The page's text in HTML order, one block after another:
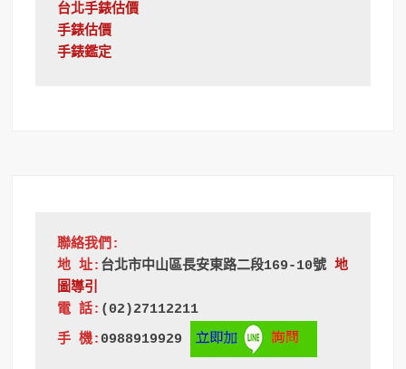
台北手錶估價
手錶估價
手錶鑑定
聯絡我們:
地 址: 台北市中山區長安東路二段169-10號 地
圖導引
電 話: (02)27112211
手 機: 0988919929